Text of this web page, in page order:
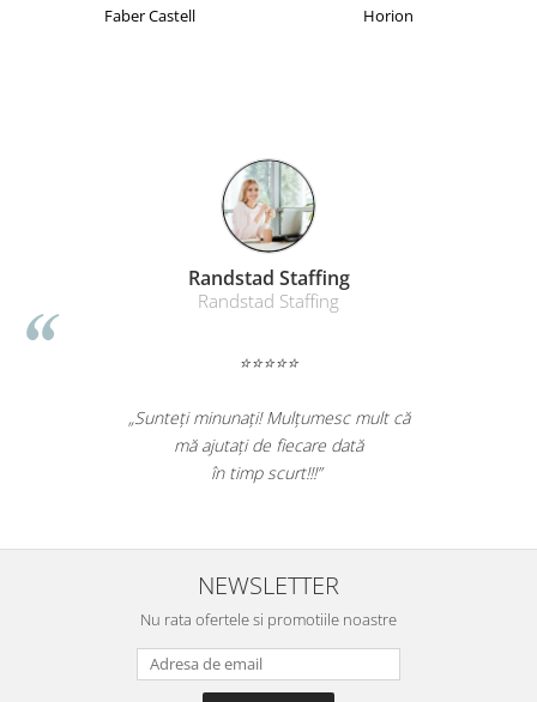
Ecrane de proiectie
Baterii si acumulatori
Cabluri si conectivitate
Incarcatoare wireless
Ceasuri smart - Smartwatch
Baterii externe - Powerbanks
Suporturi si huse telefoane &
Periferice PC si accesorii
Faber Castell Horion
Randstad Staffing
Randstad Staffing
⭐⭐⭐⭐⭐
„Sunteți minunați! Mulțumesc mult că
mă ajutați de fiecare dată
în timp scurt!!!”
NEWSLETTER
Nu rata ofertele si promotiile noastre